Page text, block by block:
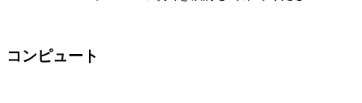
コンピュート